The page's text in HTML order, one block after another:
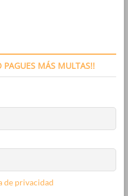
PAGUES MÁS MULTAS!!
de privacidad